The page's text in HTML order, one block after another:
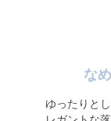
な
ゆったりと